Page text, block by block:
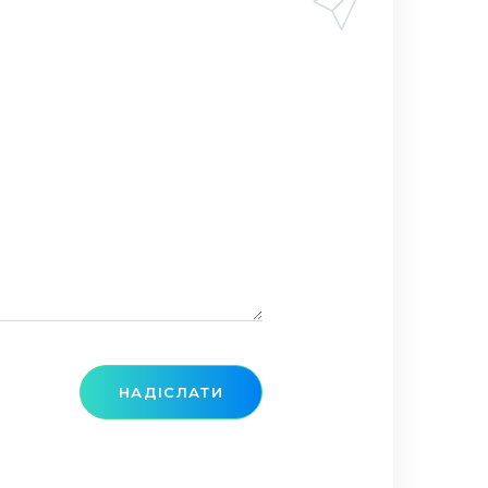
НАДІСЛАТИ